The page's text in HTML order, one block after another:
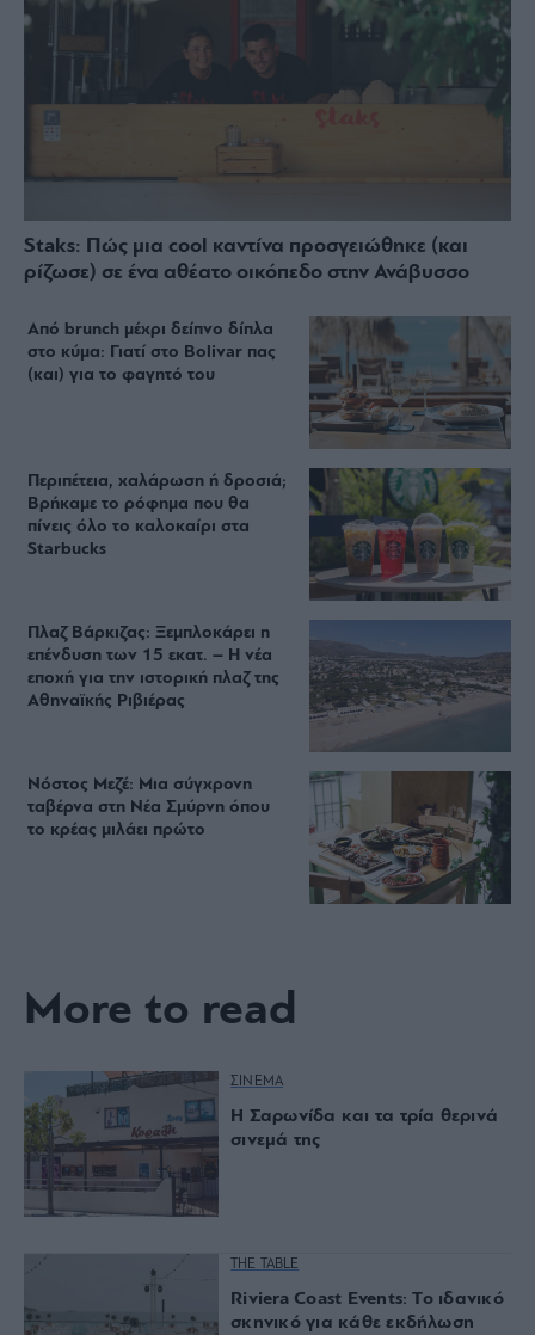
Staks: Πώς μια cool καντίνα προσγειώθηκε (και
ρίζωσε) σε ένα αθέατο οικόπεδο στην Ανάβυσσο
Από brunch μέχρι δείπνο δίπλα
στο κύμα: Γιατί στο Bolivar πας
(και) για το φαγητό του
Περιπέτεια, χαλάρωση ή δροσιά;
Βρήκαμε το ρόφημα που θα
πίνεις όλο το καλοκαίρι στα
Starbucks
Πλαζ Βάρκιζας: Ξεμπλοκάρει η
επένδυση των 15 εκατ. – Η νέα
εποχή για την ιστορική πλαζ της
Αθηναϊκής Ριβιέρας
Νόστος Μεζέ: Μια σύγχρονη
ταβέρνα στη Νέα Σμύρνη όπου
το κρέας μιλάει πρώτο
More to read
ΣΙΝΕΜΑ
Η Σαρωνίδα και τα τρία θερινά
σινεμά της
THE TABLE
Riviera Coast Events: Το ιδανικό
σκηνικό για κάθε εκδήλωση